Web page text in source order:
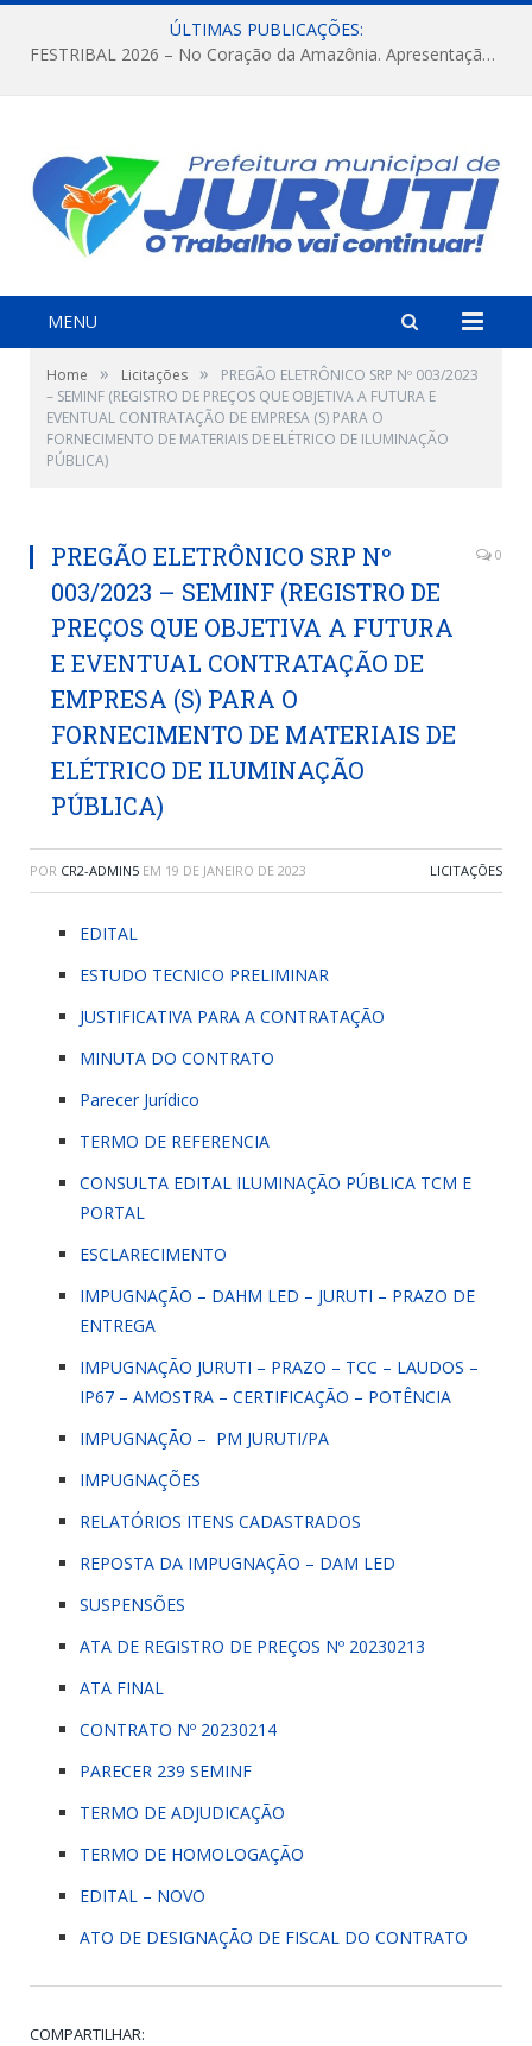
ÚLTIMAS PUBLICAÇÕES:
FESTRIBAL 2026 – No Coração da Amazônia. Apresentação da Munduruku.
MENU
Home » Licitações »
PREGÃO ELETRÔNICO SRP Nº 003/2023
– SEMINF (REGISTRO DE PREÇOS QUE OBJETIVA A FUTURA E
EVENTUAL CONTRATAÇÃO DE EMPRESA (S) PARA O
FORNECIMENTO DE MATERIAIS DE ELÉTRICO DE ILUMINAÇÃO
PÚBLICA)
PREGÃO ELETRÔNICO SRP Nº
003/2023 – SEMINF (REGISTRO DE
PREÇOS QUE OBJETIVA A FUTURA
E EVENTUAL CONTRATAÇÃO DE
EMPRESA (S) PARA O
FORNECIMENTO DE MATERIAIS DE
ELÉTRICO DE ILUMINAÇÃO
PÚBLICA)
0
POR CR2-ADMIN5 EM 19 DE JANEIRO DE 2023 LICITAÇÕES
EDITAL
ESTUDO TECNICO PRELIMINAR
JUSTIFICATIVA PARA A CONTRATAÇÃO
MINUTA DO CONTRATO
Parecer Jurídico
TERMO DE REFERENCIA
CONSULTA EDITAL ILUMINAÇÃO PÚBLICA TCM E
PORTAL
ESCLARECIMENTO
IMPUGNAÇÃO – DAHM LED – JURUTI – PRAZO DE
ENTREGA
IMPUGNAÇÃO JURUTI – PRAZO – TCC – LAUDOS –
IP67 – AMOSTRA – CERTIFICAÇÃO – POTÊNCIA
IMPUGNAÇÃO – PM JURUTI/PA
IMPUGNAÇÕES
RELATÓRIOS ITENS CADASTRADOS
REPOSTA DA IMPUGNAÇÃO – DAM LED
SUSPENSÕES
ATA DE REGISTRO DE PREÇOS Nº 20230213
ATA FINAL
CONTRATO Nº 20230214
PARECER 239 SEMINF
TERMO DE ADJUDICAÇÃO
TERMO DE HOMOLOGAÇÃO
EDITAL – NOVO
ATO DE DESIGNAÇÃO DE FISCAL DO CONTRATO
COMPARTILHAR: